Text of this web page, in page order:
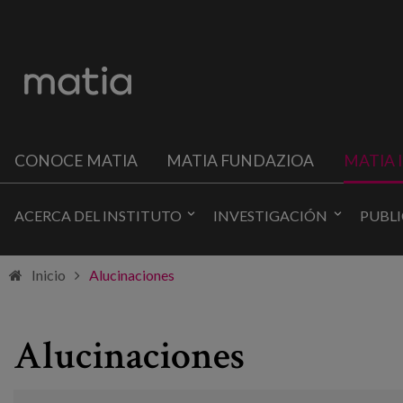
CONOCE MATIA MATIA FUNDAZIOA MATIA
ACERCA DEL INSTITUTO INVESTIGACIÓN
Inicio Alucinaciones
Alucinaciones